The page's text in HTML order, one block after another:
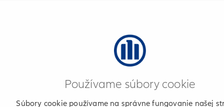
Používame súbory cookie
Súbory cookie používame na správne fungovanie našej